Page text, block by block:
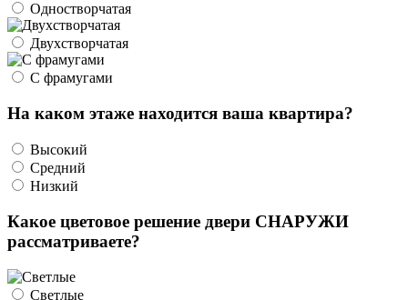
Одностворчатая
Двухстворчатая
С фрамугами
На каком этаже находится ваша квартира?
Высокий
Средний
Низкий
Какое цветовое решение двери СНАРУЖИ
рассматриваете?
Светлые